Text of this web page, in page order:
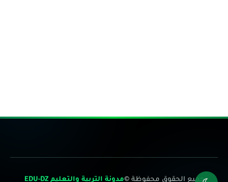
جميع الحقوق محفوظة ©مدونة التربية والتعليم EDU-DZ